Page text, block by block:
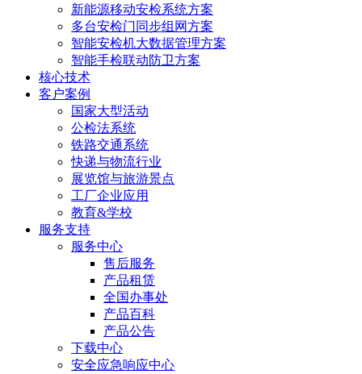
新能源移动安检系统方案
多台安检门同步组网方案
智能安检机大数据管理方案
智能手检联动防卫方案
核心技术
客户案例
国家大型活动
公检法系统
铁路交通系统
快递与物流行业
展览馆与旅游景点
工厂企业应用
教育&学校
服务支持
服务中心
售后服务
产品租赁
全国办事处
产品百科
产品公告
下载中心
安全应急响应中心